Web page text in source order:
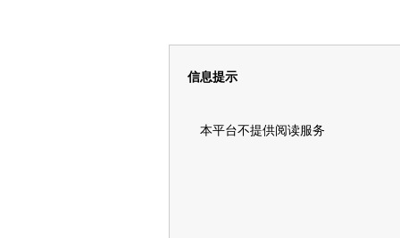
信息提示
本平台不提供阅读服务